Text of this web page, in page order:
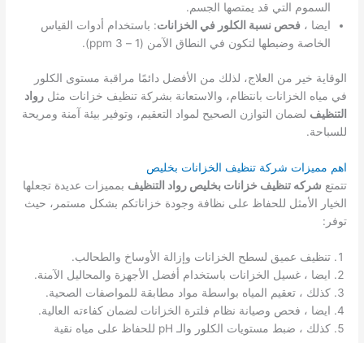
السموم التي قد يمتصها الجسم.
ايضا ،فحص نسبة الكلور في الخزانات: باستخدام أدوات القياس
الخاصة وضبطها لتكون في النطاق الآمن (1 – 3 ppm).
الوقاية خير من العلاج، لذلك من الأفضل دائمًا مراقبة مستوى الكلور
في مياه الخزانات بانتظام، والاستعانة بشركة تنظيف خزانات مثلرواد
التنظيف لضمان التوازن الصحيح لمواد التعقيم، وتوفير بيئة آمنة ومريحة
للسباحة.
اهم مميزات شركة تنظيف الخزانات بخليص
تتمتع شركه تنظيف خزانات بخليص رواد التنظيف بمميزات عديدة تجعلها
الخيار الأمثل للحفاظ على نظافة وجودة خزاناتكم بشكل مستمر، حيث
توفر:
تنظيف عميق لسطح الخزانات وإزالة الأوساخ والطحالب.
ايضا ، غسيل الخزانات باستخدام أفضل الأجهزة والمحاليل الآمنة.
كذلك ، تعقيم المياه بواسطة مواد مطابقة للمواصفات الصحية.
ايضا ، فحص وصيانة نظام فلترة الخزانات لضمان كفاءته العالية.
كذلك ، ضبط مستويات الكلور والـ pH للحفاظ على مياه نقية